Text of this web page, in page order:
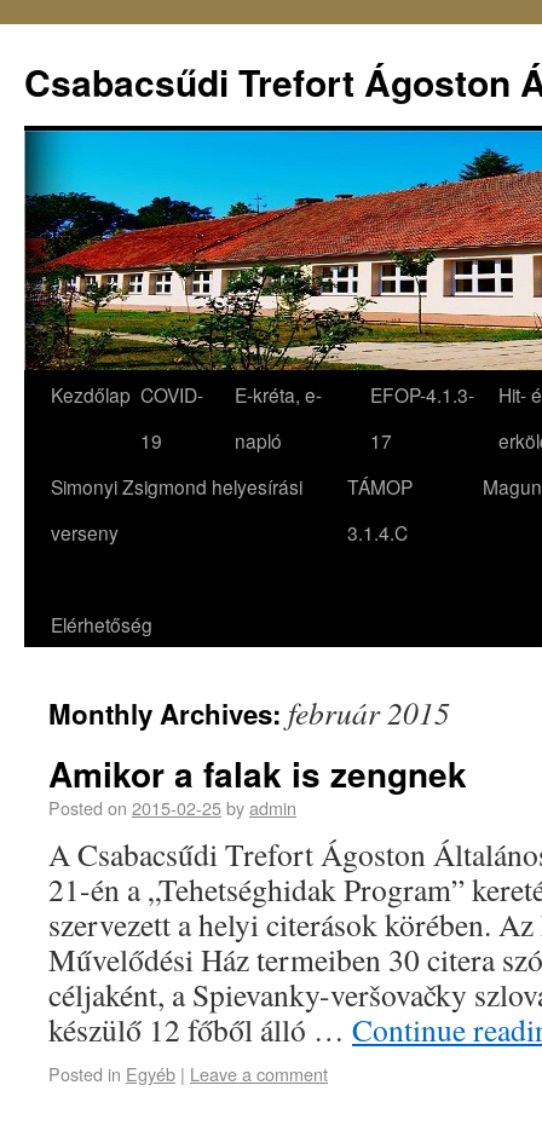
Csabacsűdi Trefort Ágoston
Kezdőlap COVID-
19
E-kréta, e-
napló
EFOP-4.1.3-
17
Hit-
Simonyi Zsigmond helyesírási
verseny
TÁMOP
3.1.4.C
Elérhetőség
Monthly Archives: február 2015
Amikor a falak is zengnek
Posted on 2015-02-25byadmin
A Csabacsűdi Trefort Ágoston
21-én a „Tehetséghidak Program”
szervezett a helyi citerások körében.
Művelődési Ház termeiben 30 citera
céljaként, a Spievanky-veršovačky
készülő 12 főből álló … Continue
Posted in Egyéb | Leave a comment